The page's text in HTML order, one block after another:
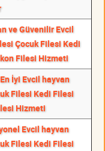
ve Güvenilir Evcil
Çocuk Filesi Kedi
Filesi Hizmeti
İyi Evcil hayvan
Filesi Kedi Filesi
Hizmeti
Evcil hayvan
Filesi Kedi Filesi